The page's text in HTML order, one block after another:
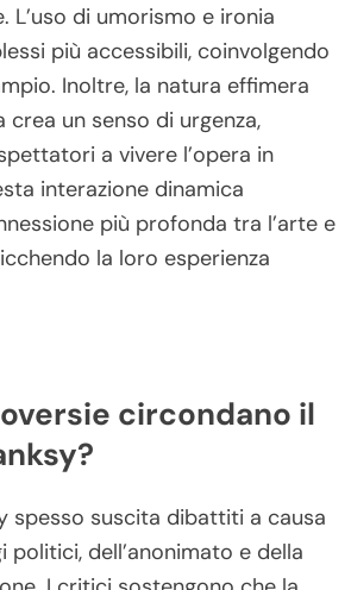
L’uso di umorismo e ironia
più accessibili, coinvolgendo
Inoltre, la natura effimera
crea un senso di urgenza,
a vivere l’opera in
interazione dinamica
più profonda tra l’arte e
la loro esperienza